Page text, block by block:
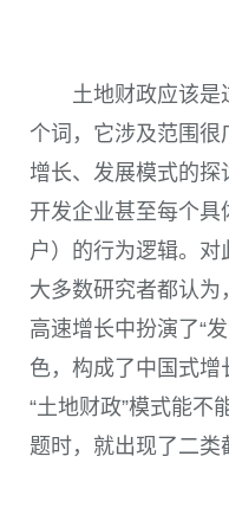
土地财政应该
个词，它涉及范围
增长、发展模式的探
开发企业甚至每个
户）的行为逻辑。
大多数研究者都认
高速增长中扮演了“
色，构成了中国式
“土地财政”模式能不
题时，就出现了二类